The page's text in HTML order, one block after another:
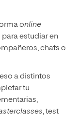
online
estudiar en
chats o
a distintos
tu
, test